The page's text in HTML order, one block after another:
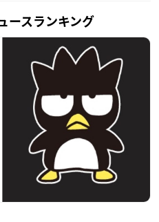
ースランキング